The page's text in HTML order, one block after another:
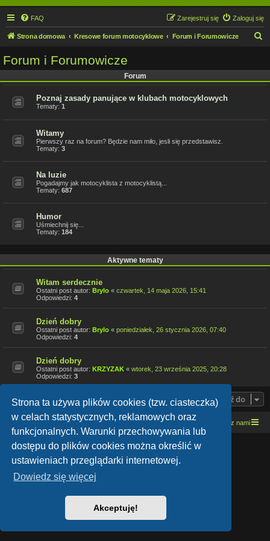
Strona ta używa plików cookies (tzw. ciasteczka)
w celach statystycznych, reklamowych oraz
funkcjonalnych. Warunki przechowywania lub
dostępu do plików cookies można określić w
ustawieniach przeglądarki internetowej.
Dowiedz się więcej
Akceptuję!
FAQ Zaloguj się
Zarejestruj się
Strona domowa Kresowe forum motocyklowe Forum i Forumowicze
Forum i Forumowicze
Forum
Poznaj zasady panujące w klubach motocyklowych
Tematy: 1
Witamy
Pierwszy raz na forum? Będzie nam miło, jesli się przedstawisz.
Tematy: 3
Na luzie
Pogadajmy jak motocyklista z motocyklistą...
Tematy: 687
Humor
Uśmiechnij się...
Tematy: 184
Aktywne tematy
Witam serdecznie
Ostatni post autor: Brylo « czwartek, 14 maja 2026, 15:41
Odpowiedzi: 4
Dzień dobry
Ostatni post autor: Brylo « poniedziałek, 26 stycznia 2026, 07:40
Odpowiedzi: 4
Dzień dobry
Ostatni post autor: KRZYZAK « wtorek, 23 września 2025, 20:28
Odpowiedzi: 3
Przejdź do
Strona domowa Kresowe forum motocyklowe Kontakt z nami
Lucid Lime style created byMelvin García
Co-Author:
Style Version: 1.1.9
Polski pakiet językowy dostarcza